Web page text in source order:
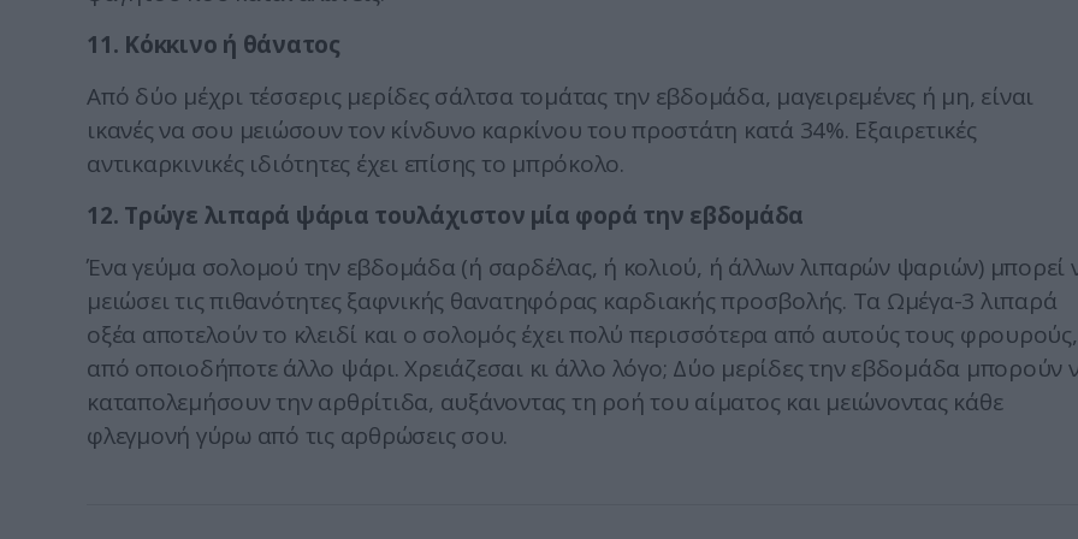
11. Κόκκινο ή θάνατος
Από δύο μέχρι τέσσερις μερίδες σάλτσα τομάτας την εβδομάδα, μαγειρεμένες ή μη, είναι
ικανές να σου μειώσουν τον κίνδυνο καρκίνου του προστάτη κατά 34%. Εξαιρετικές
αντικαρκινικές ιδιότητες έχει επίσης το μπρόκολο.
12. Τρώγε λιπαρά ψάρια τουλάχιστον μία φορά την εβδομάδα
Ένα γεύμα σολομού την εβδομάδα (ή σαρδέλας, ή κολιού, ή άλλων λιπαρών ψαριών) μπορεί
μειώσει τις πιθανότητες ξαφνικής θανατηφόρας καρδιακής προσβολής. Τα Ωμέγα-3 λιπαρά
οξέα αποτελούν το κλειδί και ο σολομός έχει πολύ περισσότερα από αυτούς τους φρουρούς,
από οποιοδήποτε άλλο ψάρι. Χρειάζεσαι κι άλλο λόγο; Δύο μερίδες την εβδομάδα μπορούν
καταπολεμήσουν την αρθρίτιδα, αυξάνοντας τη ροή του αίματος και μειώνοντας κάθε
φλεγμονή γύρω από τις αρθρώσεις σου.